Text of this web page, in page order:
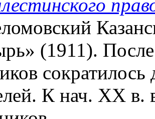
(1911). После
К нач. XX